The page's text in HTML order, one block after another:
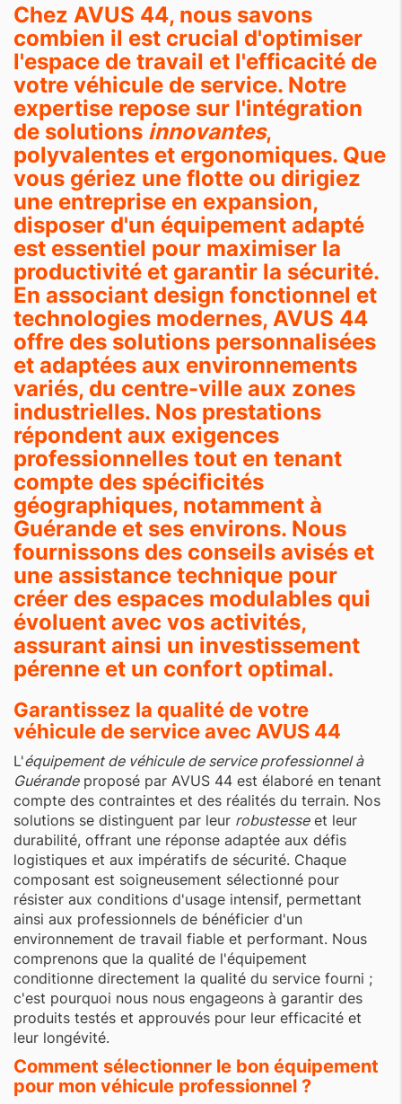
Chez AVUS 44, nous savons
combien il est crucial d'optimiser
l'espace de travail et l'efficacité de
votre véhicule de service. Notre
expertise repose sur l'intégration
de solutions innovantes,
polyvalentes et ergonomiques. Que
vous gériez une flotte ou dirigiez
une entreprise en expansion,
disposer d'un équipement adapté
est essentiel pour maximiser la
productivité et garantir la sécurité.
En associant design fonctionnel et
technologies modernes, AVUS 44
offre des solutions personnalisées
et adaptées aux environnements
variés, du centre-ville aux zones
industrielles. Nos prestations
répondent aux exigences
professionnelles tout en tenant
compte des spécificités
géographiques, notamment à
Guérande et ses environs. Nous
fournissons des conseils avisés et
une assistance technique pour
créer des espaces modulables qui
évoluent avec vos activités,
assurant ainsi un investissement
pérenne et un confort optimal.
Garantissez la qualité de votre
véhicule de service avec AVUS 44
L'équipement de véhicule de service professionnel à
Guérandeproposé par AVUS 44 est élaboré en tenant
compte des contraintes et des réalités du terrain. Nos
solutions se distinguent par leur robustesseet leur
durabilité, offrant une réponse adaptée aux défis
logistiques et aux impératifs de sécurité. Chaque
composant est soigneusement sélectionné pour
résister aux conditions d'usage intensif, permettant
ainsi aux professionnels de bénéficier d'un
environnement de travail fiable et performant. Nous
comprenons que la qualité de l'équipement
conditionne directement la qualité du service fourni ;
c'est pourquoi nous nous engageons à garantir des
produits testés et approuvés pour leur efficacité et
leur longévité.
Comment sélectionner le bon équipement
pour mon véhicule professionnel ?